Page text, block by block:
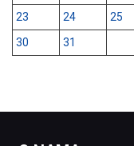
23
24 25
30
31